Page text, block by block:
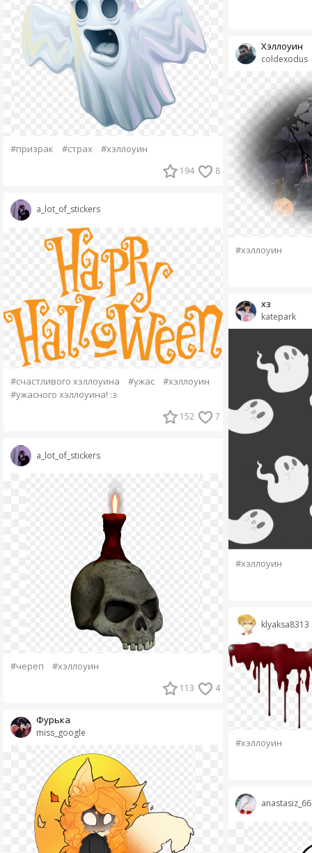
#призрак #страх #хэллоуин
194 8
a_lot_of_stickers
#счастливого хэллоуина #ужас
#хэллоуин
#ужасного хэллоуина! :з
152 7
a_lot_of_stickers
#череп #хэллоуин
113 4
miss_google
Фурька
coldexodus
Хэллоуин
#хэллоуин
katepark
хз
#хэллоуин
klyaksa8313
#хэллоуин